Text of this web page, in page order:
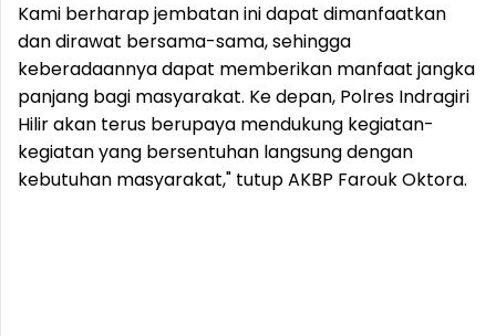
Kami berharap jembatan ini dapat dimanfaatkan
dan dirawat bersama-sama, sehingga
keberadaannya dapat memberikan manfaat jangka
panjang bagi masyarakat. Ke depan, Polres Indragiri
Hilir akan terus berupaya mendukung kegiatan-
kegiatan yang bersentuhan langsung dengan
kebutuhan masyarakat," tutup AKBP Farouk Oktora.